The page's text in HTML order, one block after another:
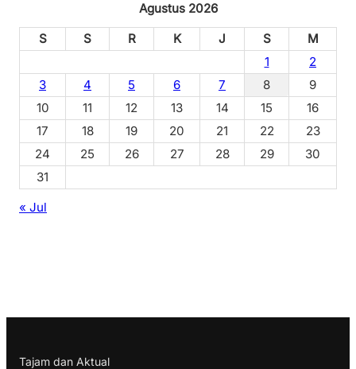
Agustus 2026
S
S R K J S
M
1
2
3
4 5 6 7 8
9
10
11 12 13 14 15
16
17
18 19 20 21 22
23
24
25 26 27 28 29
30
31
« Jul
Tajam dan Aktual